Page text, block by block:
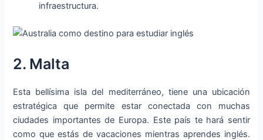
infraestructura.
2. Malta
Esta bellísima isla del mediterráneo, tiene una ubicación
estratégica que permite estar conectada con muchas
ciudades importantes de Europa. Este país te hará sentir
como que estás de vacaciones mientras aprendes inglés.